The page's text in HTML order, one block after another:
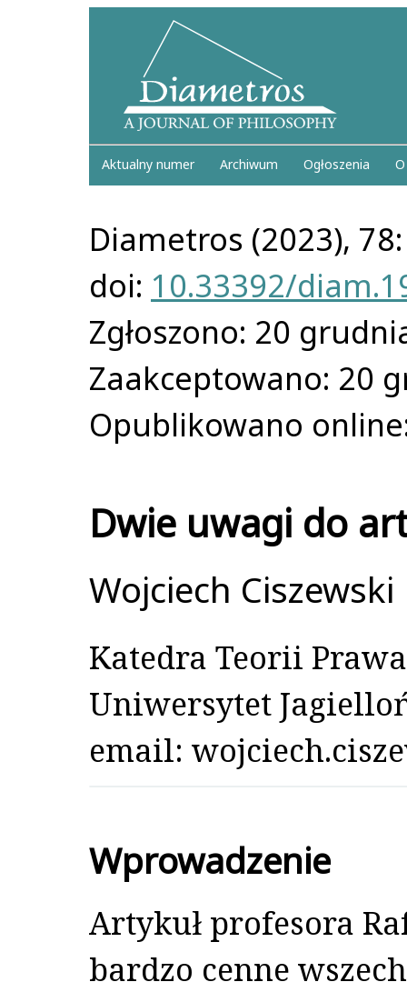
Aktualny numer Archiwum Ogłoszenia
Diametros (2023),
doi: 10.33392/
Zgłoszono: 20
Zaakceptowano: 20
Opublikowano
Dwie uwagi do
Wojciech Ciszewski
Katedra Teorii Prawa
Uniwersytet
email:
Wprowadzenie
Artykuł profesora
bardzo cenne